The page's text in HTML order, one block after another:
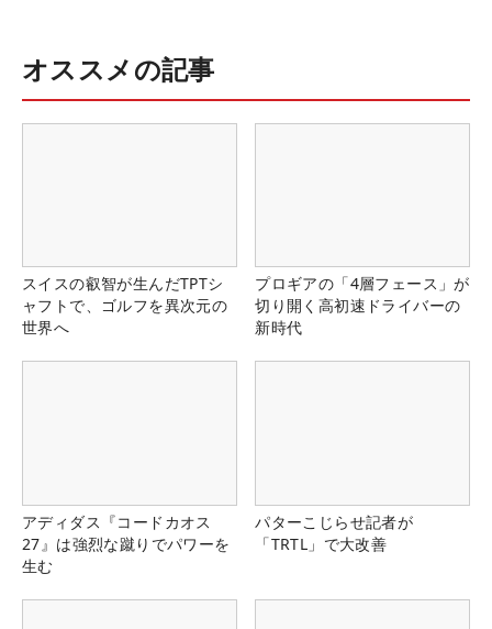
オススメの記事
スイスの叡智が生んだTPTシ
ャフトで、ゴルフを異次元の
世界へ
プロギアの「4層フェース」が
切り開く高初速ドライバーの
新時代
アディダス『コードカオス
27』は強烈な蹴りでパワーを
生む
パターこじらせ記者が
「TRTL」で大改善